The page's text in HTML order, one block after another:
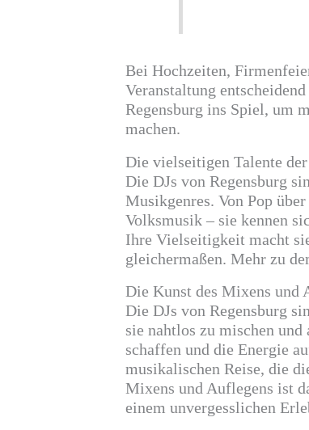
Bei Hochzeiten,
Veranstaltung
Regensburg ins Spiel, um
machen.
Die vielseitigen Talente der
Die DJs von Regensburg
Musikgenres. Von Pop
Volksmusik – sie kennen
Ihre Vielseitigkeit macht
gleichermaßen. Mehr zu
Die Kunst des Mixens und
Die DJs von Regensburg
sie nahtlos zu mischen
schaffen und die Energie
musikalischen Reise, die
Mixens und Auflegens ist
einem unvergesslichen